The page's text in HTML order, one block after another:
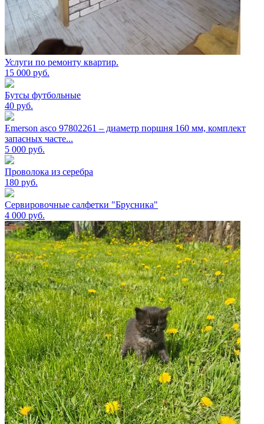
Услуги по ремонту квартир.
15 000 руб.
Бутсы футбольные
40 руб.
Emerson asco 97802261 – диаметр поршня 160 мм, комплект
запасных часте...
5 000 руб.
Проволока из серебра
180 руб.
Сервировочные салфетки "Брусника"
4 000 руб.